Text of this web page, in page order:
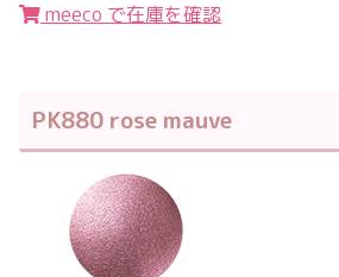
meeco で在庫を確認
PK880 rose mauve